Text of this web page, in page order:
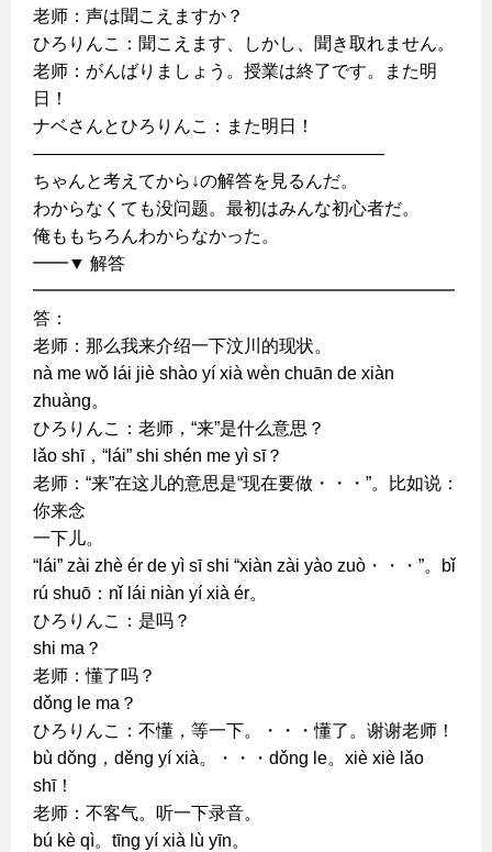
老师：声は聞こえますか？
ひろりんこ：聞こえます、しかし、聞き取れません。
老师：がんばりましょう。授業は終了です。また明
日！
ナベさんとひろりんこ：また明日！
————————————————————
ちゃんと考えてから↓の解答を見るんだ。
わからなくても没问题。最初はみんな初心者だ。
俺ももちろんわからなかった。
━━▼ 解答
━━━━━━━━━━━━━━━━━━━━━━━━
答：
老师：那么我来介绍一下汶川的现状。
nà me wǒ lái jiè shào yí xià wèn chuān de xiàn
zhuàng。
ひろりんこ：老师，“来”是什么意思？
lǎo shī，“lái” shi shén me yì sī？
老师：“来”在这儿的意思是“现在要做・・・”。比如说：
你来念
一下儿。
“lái” zài zhè ér de yì sī shi “xiàn zài yào zuò・・・”。bǐ
rú shuō：nǐ lái niàn yí xià ér。
ひろりんこ：是吗？
shi ma？
老师：懂了吗？
dǒng le ma？
ひろりんこ：不懂，等一下。・・・懂了。谢谢老师！
bù dǒng，děng yí xià。・・・dǒng le。xiè xiè lǎo
shī！
老师：不客气。听一下录音。
bú kè qì。tīng yí xià lù yīn。